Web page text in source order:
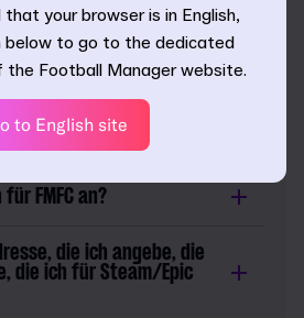
aus der Verpackung auf
und es funktioniert nicht?
Kann ich Football
spielen?
FMFC an?
die ich angebe, die
die ich für Steam/Epic
your browser is in English,
below to go to the dedicated
the Football Manager website.
to English site